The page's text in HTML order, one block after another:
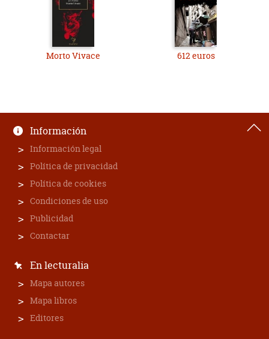
Morto Vivace 612 euros
Información
Información legal
Política de privacidad
Política de cookies
Condiciones de uso
Publicidad
Contactar
En lecturalia
Mapa autores
Mapa libros
Editores